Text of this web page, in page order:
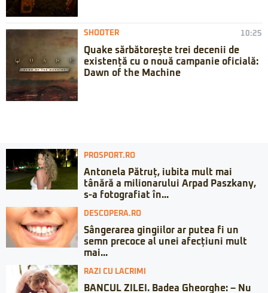
SHOOTER 10:25
Quake sărbătorește trei decenii de
existență cu o nouă campanie oficială:
Dawn of the Machine
PROSPORT.RO
Antonela Pătruț, iubita mult mai
tânără a milionarului Arpad Paszkany,
s-a fotografiat în...
DESCOPERA.RO
Sângerarea gingiilor ar putea fi un
semn precoce al unei afecțiuni mult
mai...
RAZI CU LACRIMI
BANCUL ZILEI. Badea Gheorghe: – Nu